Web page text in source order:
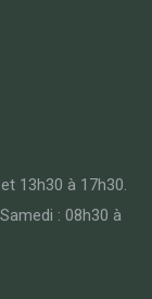
13h30 à 17h30.
: 08h30 à